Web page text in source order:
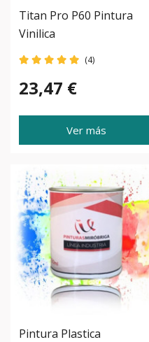
Titan Pro P60 Pintura
Vinilica
(4)
23,47 €
Ver más
Pintura Plastica